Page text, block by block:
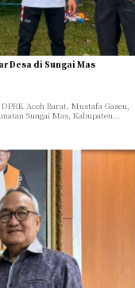
Desa di Sungai Mas
Aceh Barat, Mustafa Gaseu,
Sungai Mas, Kabupaten...